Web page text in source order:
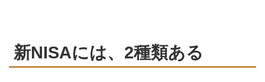
新NISAには、2種類ある